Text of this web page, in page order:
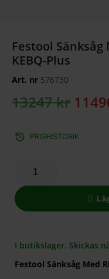
Festool Sänksåg
KEBQ-Plus
Art. nr 576730
13247kr
PRISHISTORIK
I butikslager. Skickas
Festool Sänksåg Med